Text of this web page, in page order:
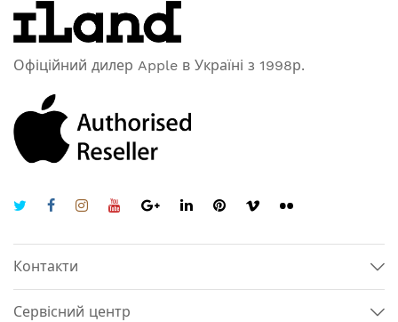
Офіційний дилер Apple в Україні з 1998р.
Контакти
Сервісний центр